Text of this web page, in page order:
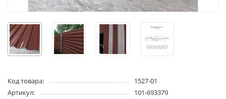
Код товара:
1527-01
Артикул:
101-693379